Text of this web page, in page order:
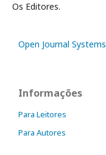
Os Editores.
Open Journal Systems
Informações
Para Leitores
Para Autores